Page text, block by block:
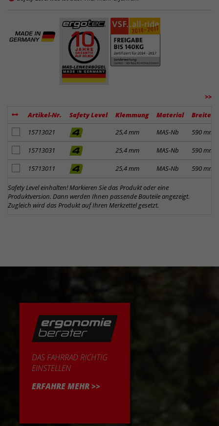
>>
Artikel-Nr. Safety Level Klemmung Material
Breite
Artikel zum Merkzettel hinzufügen
15713021 25,4 mm MAS-Nb 590 mm
Artikel zum Merkzettel hinzufügen
15713031 25,4 mm MAS-Nb 590 mm
Artikel zum Merkzettel hinzufügen
15713011 25,4 mm MAS-Nb 590 mm
Safety Level einhalten! Markieren Sie das Produkt oder eine
Produktversion. Dann werden Ihnen passende Bauteile angezeigt.
Zugleich wird das Produkt auf Ihren Merkzettel gesetzt.
DAS FAHRRAD RICHTIG
EINSTELLEN
ERFAHRE MEHR >>